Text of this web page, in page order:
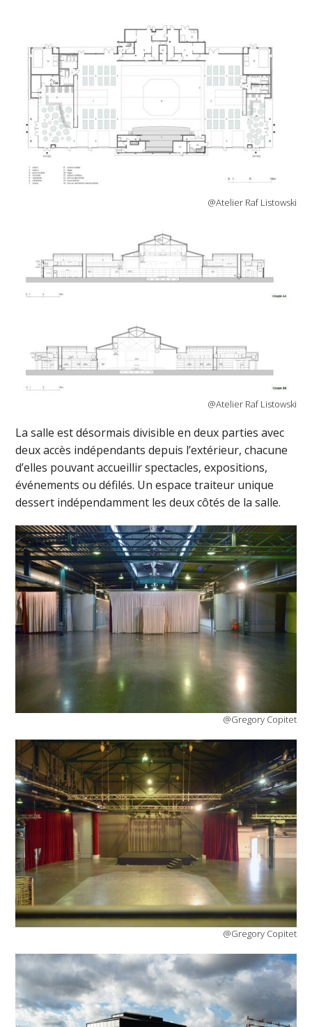
@Atelier Raf Listowski
@Atelier Raf Listowski
La salle est désormais divisible en deux parties avec
deux accès indépendants depuis l’extérieur, chacune
d’elles pouvant accueillir spectacles, expositions,
événements ou défilés. Un espace traiteur unique
dessert indépendamment les deux côtés de la salle.
@Gregory Copitet
@Gregory Copitet